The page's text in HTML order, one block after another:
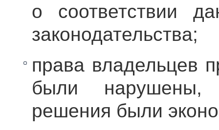
о соответствии
законодательства;
права владельцев
были нарушены,
решения были